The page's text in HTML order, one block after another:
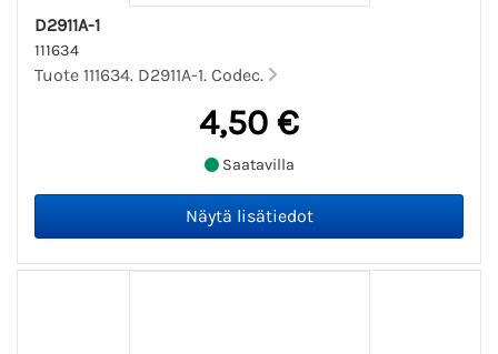
D2911A-1
111634
Tuote 111634. D2911A-1. Codec.
4,50 €
Saatavilla